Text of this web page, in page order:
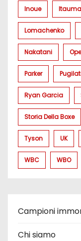
Inoue Itauma
Lomachenko
Nakatani
Parker
Ryan Garcia
Storia Della Boxe
Tyson UK
WBC WBO
Campioni
Chi siamo